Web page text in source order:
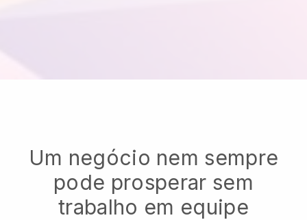
Um negócio nem sempre
pode prosperar sem
trabalho em equipe